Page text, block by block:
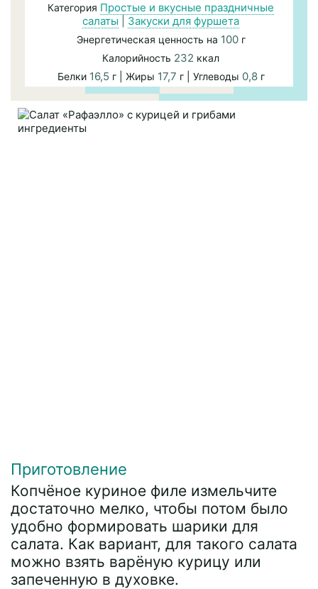
Категория Простые и вкусные праздничные
салаты
Закуски для фуршета
Энергетическая ценность на 100г
Калорийность 232 ккал
Белки 16,5 г | Жиры 17,7 г | Углеводы 0,8г
Приготовление
Копчёное куриное филе измельчите
достаточно мелко, чтобы потом было
удобно формировать шарики для
салата. Как вариант, для такого салата
можно взять варёную курицу или
запеченную в духовке.